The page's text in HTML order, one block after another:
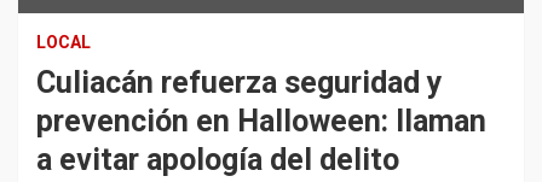
LOCAL
Culiacán refuerza seguridad y
prevención en Halloween: llaman
a evitar apología del delito